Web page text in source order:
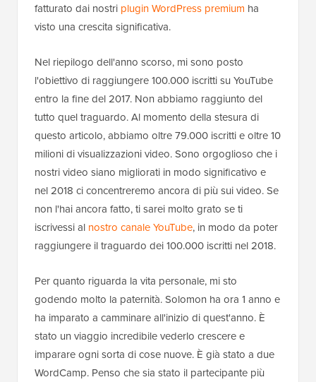
fatturato dai nostri plugin WordPress premium ha
visto una crescita significativa.
Nel riepilogo dell'anno scorso, mi sono posto
l'obiettivo di raggiungere 100.000 iscritti su YouTube
entro la fine del 2017. Non abbiamo raggiunto del
tutto quel traguardo. Al momento della stesura di
questo articolo, abbiamo oltre 79.000 iscritti e oltre 10
milioni di visualizzazioni video. Sono orgoglioso che i
nostri video siano migliorati in modo significativo e
nel 2018 ci concentreremo ancora di più sui video. Se
non l'hai ancora fatto, ti sarei molto grato se ti
iscrivessi al nostro canale YouTube, in modo da poter
raggiungere il traguardo dei 100.000 iscritti nel 2018.
Per quanto riguarda la vita personale, mi sto
godendo molto la paternità. Solomon ha ora 1 anno e
ha imparato a camminare all'inizio di quest'anno. È
stato un viaggio incredibile vederlo crescere e
imparare ogni sorta di cose nuove. È già stato a due
WordCamp. Penso che sia stato il partecipante più